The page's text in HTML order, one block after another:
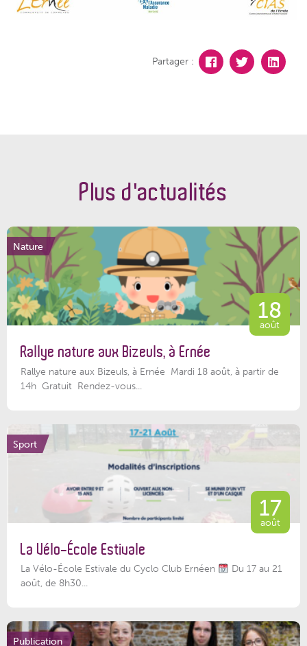
Partager :
Plus d'actualités
Nature
18
août
Rallye nature aux Bizeuls, à Ernée
Rallye nature aux Bizeuls, à Ernée Mardi 18 août, à partir de
14h Gratuit Rendez-vous...
Sport
17
août
La Vélo-École Estivale
La Vélo-École Estivale du Cyclo Club Ernéen
Du 17 au 21
août, de 8h30...
Publication